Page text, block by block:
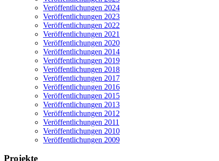
Veröffentlichungen 2024
Veröffentlichungen 2023
Veröffentlichungen 2022
Veröffentlichungen 2021
Veröffentlichungen 2020
Veröffentlichungen 2014
Veröffentlichungen 2019
Veröffentlichungen 2018
Veröffentlichungen 2017
Veröffentlichungen 2016
Veröffentlichungen 2015
Veröffentlichungen 2013
Veröffentlichungen 2012
Veröffentlichungen 2011
Veröffentlichungen 2010
Veröffentlichungen 2009
Projekte